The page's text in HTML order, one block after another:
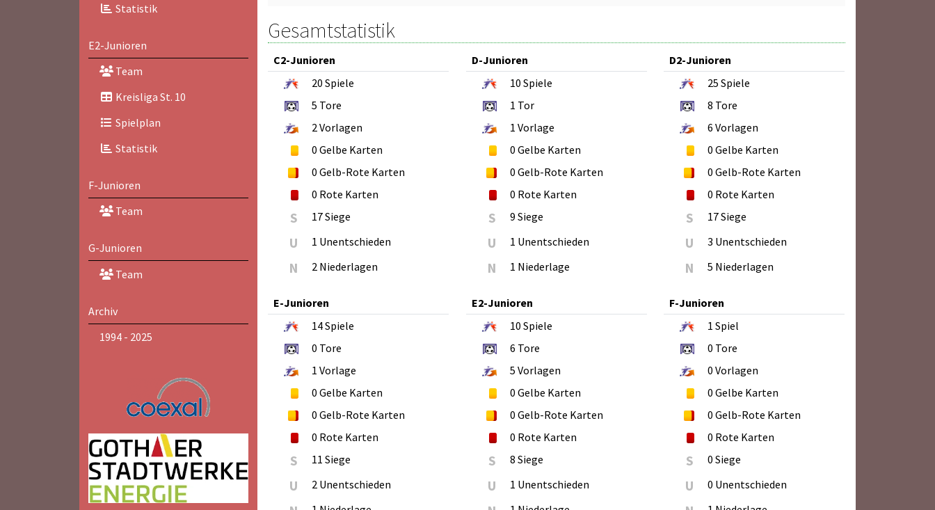
Statistik
E2-Junioren
Team
Kreisliga St. 10
Spielplan
Statistik
F-Junioren
Team
G-Junioren
Team
Archiv
1994 - 2025
Gesamtstatistik
C2-Junioren
20 Spiele
5 Tore
2Vorlagen
0 Gelbe Karten
0 Gelb-Rote Karten
0 Rote Karten
S 17 Siege
U 1 Unentschieden
N 2 Niederlagen
D-Junioren
10 Spiele
1 Tor
1 Vorlage
0 Gelbe Karten
0 Gelb-Rote Karten
0 Rote Karten
S 9 Siege
U 1 Unentschieden
N 1 Niederlage
D2-Junioren
25 Spiele
8 Tore
6 Vorlagen
0 Gelbe Karten
0 Gelb-Rote Karten
0 Rote Karten
S 17 Siege
U 3 Unentschieden
N 5 Niederlagen
E-Junioren
14Spiele
0 Tore
1 Vorlage
0 Gelbe Karten
0 Gelb-Rote Karten
0 Rote Karten
S 11 Siege
U 2 Unentschieden
E2-Junioren
10 Spiele
6 Tore
5 Vorlagen
0 Gelbe Karten
0 Gelb-Rote Karten
0 Rote Karten
S 8 Siege
U 1 Unentschieden
F-Junioren
1 Spiel
0 Tore
0 Vorlagen
0 Gelbe Karten
0 Gelb-Rote Karten
0 Rote Karten
S 0 Siege
U 0 Unentschieden